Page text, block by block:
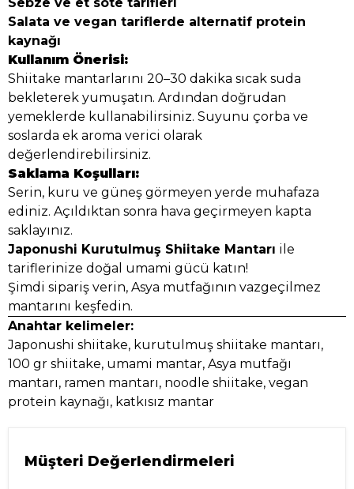
Salata ve vegan tariflerde alternatif protein
kaynağı
Kullanım Önerisi:
Shiitake mantarlarını 20–30 dakika sıcak suda
bekleterek yumuşatın. Ardından doğrudan
yemeklerde kullanabilirsiniz. Suyunu çorba ve
soslarda ek aroma verici olarak
değerlendirebilirsiniz.
Saklama Koşulları:
Serin, kuru ve güneş görmeyen yerde muhafaza
ediniz. Açıldıktan sonra hava geçirmeyen kapta
saklayınız.
Japonushi Kurutulmuş Shiitake Mantarı ile
tariflerinize doğal umami gücü katın!
Şimdi sipariş verin, Asya mutfağının vazgeçilmez
mantarını keşfedin.
Anahtar kelimeler:
Japonushi shiitake, kurutulmuş shiitake mantarı,
100 gr shiitake, umami mantar, Asya mutfağı
mantarı, ramen mantarı, noodle shiitake, vegan
protein kaynağı, katkısız mantar
Müşteri Değerlendirmeleri